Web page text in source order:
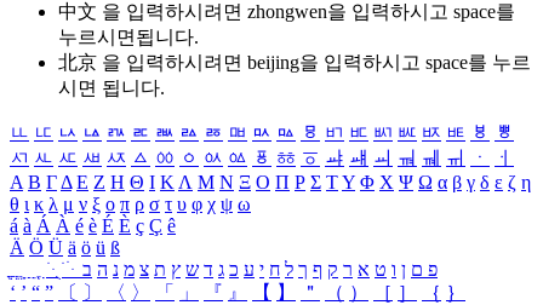
中文 을 입력하시려면 zhongwen을 입력하시고 space를
누르시면됩니다.
北京 을 입력하시려면 beijing을 입력하시고 space를 누르
시면 됩니다.
ㅥ ㅦ ㅧ ㅨ ㅩ ㅪ ㅫ ㅬ ㅭ ㅮ ㅯ ㅰ ㅱ ㅲ ㅳ ㅴ ㅵ ㅶ ㅷ ㅸ
ㅹ
ㅺ ㅻ ㅼ ㅽ ㅾ ㅿ ㆀ ㆁ ㆂ ㆃ ㆄ ㆅ ㆆ ㆇ ㆈ ㆉ ㆊ ㆋ ㆌ ㆍ
ㆎ
Α Β ΓΔ Ε Ζ Η Θ Ι ΚΛ Μ Ν Ξ Ο Π Ρ Σ ΤΥ Φ Χ Ψ Ω α β γ δ ε ζ η
θ ι κ λ μ ν ξ ο π ρ σ τ υ φ χ ψ ω
á à Á À é è É È ç Ç ê
Ä Ö Ü ä ö ü ß
ִֶֹ ֻּ ׁׂ פ ם ן ו ט א ר ק ף ך ל ח י ע כ ג ד ש ץ ת צ מ נ ה ב
‘ ’ “ ” 〔 〕 〈 〉 「 」 『 』 【 】 ＂ （ ） ［ ］ ｛ ｝